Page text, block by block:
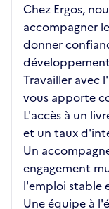
Chez Ergos,
accompagner
donner
Travailler avec
vous apporte
L'accès à un
et un taux
Un
engagement
l'emploi stable
Une équipe à